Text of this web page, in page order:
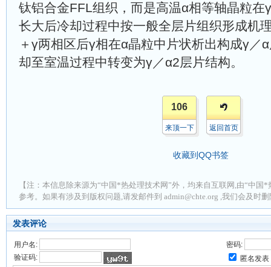
钛铝合金FFL组织，而是高温α相等轴晶粒在
长大后冷却过程中按一般全层片组织形成机
＋γ两相区后γ相在α晶粒中片状析出构成γ／
却至室温过程中转变为γ／α2层片结构。
106
来顶一下 返回首页
收藏到QQ书签
【注：本信息除来源为“中国*热处理技术网”外，均来自互联网,由“中国
参考。如果有涉及到版权问题,请发邮件到 admin@chte.org ,我们会及时
发表评论
用户名:
密码:
验证码:
匿名发表